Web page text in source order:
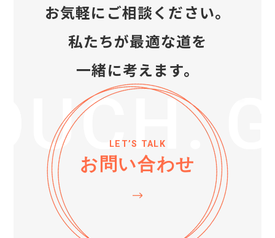
お気軽にご相談ください。
私たちが最適な道を
一緒に考えます。
LET’S TALK
お問い合わせ